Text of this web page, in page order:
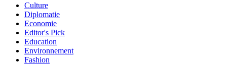
Culture
Diplomatie
Economie
Editor's Pick
Education
Environnement
Fashion